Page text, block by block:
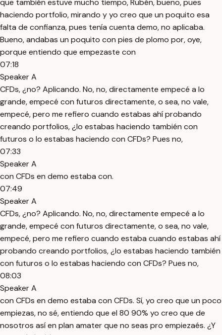
que también estuve mucho tiempo, Rubén, bueno, pues
haciendo portfolio, mirando y yo creo que un poquito esa
falta de confianza, pues tenía cuenta demo, no aplicaba.
Bueno, andabas un poquito con pies de plomo por, oye,
porque entiendo que empezaste con
07:18
Speaker A
CFDs, ¿no? Aplicando. No, no, directamente empecé a lo
grande, empecé con futuros directamente, o sea, no vale,
empecé, pero me refiero cuando estabas ahí probando
creando portfolios, ¿lo estabas haciendo también con
futuros o lo estabas haciendo con CFDs? Pues no,
07:33
Speaker A
con CFDs en demo estaba con.
07:49
Speaker A
CFDs, ¿no? Aplicando. No, no, directamente empecé a lo
grande, empecé con futuros directamente, o sea, no vale,
empecé, pero me refiero cuando estaba cuando estabas ahí
probando creando portfolios, ¿lo estabas haciendo también
con futuros o lo estabas haciendo con CFDs? Pues no,
08:03
Speaker A
con CFDs en demo estaba con CFDs. Sí, yo creo que un poco
empiezas, no sé, entiendo que el 80 90% yo creo que de
nosotros así en plan amater que no seas pro empiezaés. ¿Y